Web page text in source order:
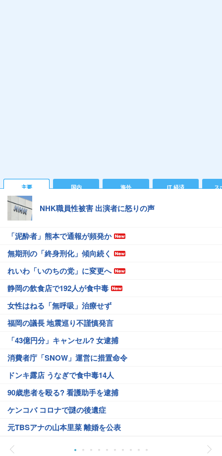
主要 国内 海外 IT 経済 ス
NHK職員性被害 出演者に怒りの声
「泥酔者」熊本で通報が頻発か
無期刑の「終身刑化」傾向続く
れいわ「いのちの党」に変更へ
静岡の飲食店で192人が食中毒
女性はねる「無呼吸」治療せず
福岡の議長 地震巡り不謹慎発言
「43億円分」キャンセル? 女逮捕
消費者庁「SNOW」運営に措置命令
ドンキ露店 うなぎで食中毒14人
90歳患者を殴る? 看護助手を逮捕
ケンコバ コロナで謎の後遺症
元TBSアナの山本里菜 離婚を公表